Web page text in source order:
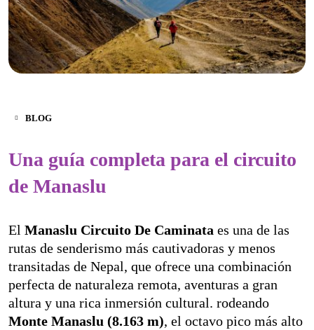
BLOG
Una guía completa para el circuito
de Manaslu
El Manaslu Circuito De Caminata es una de las
rutas de senderismo más cautivadoras y menos
transitadas de Nepal, que ofrece una combinación
perfecta de naturaleza remota, aventuras a gran
altura y una rica inmersión cultural. rodeando
Monte Manaslu (8.163 m), el octavo pico más alto